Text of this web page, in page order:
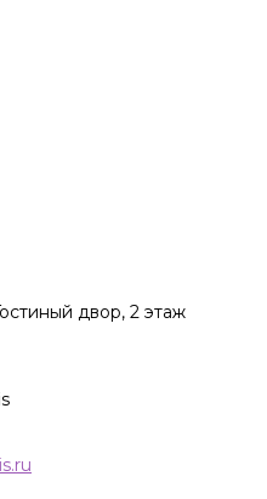
двор, 2 этаж